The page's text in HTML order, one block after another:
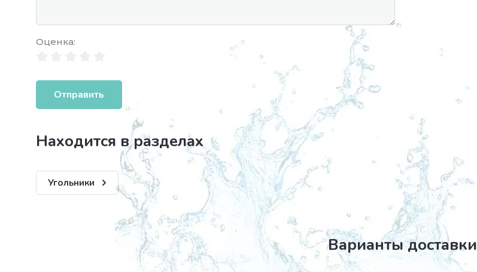
Оценка:
Отправить
Находится в разделах
Угольники
Варианты доставки